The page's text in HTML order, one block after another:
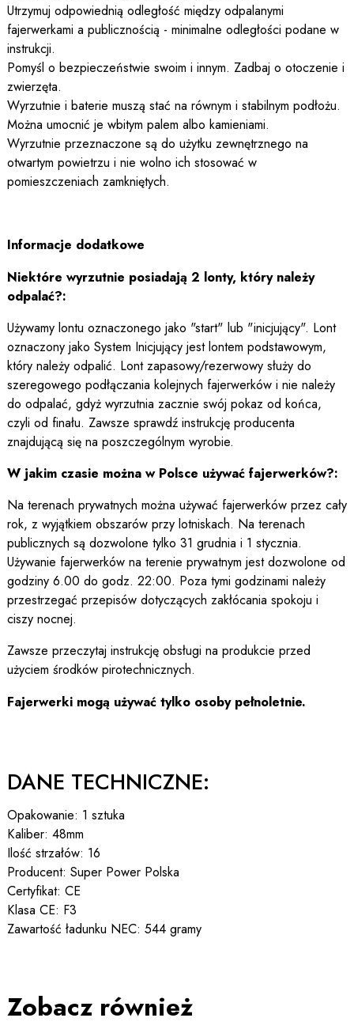
Utrzymuj odpowiednią odległość między odpalanymi
fajerwerkami a publicznością - minimalne odległości podane w
instrukcji.
Pomyśl o bezpieczeństwie swoim i innym. Zadbaj o otoczenie i
zwierzęta.
Wyrzutnie i baterie muszą stać na równym i stabilnym podłożu.
Można umocnić je wbitym palem albo kamieniami.
Wyrzutnie przeznaczone są do użytku zewnętrznego na
otwartym powietrzu i nie wolno ich stosować w
pomieszczeniach zamkniętych.
Informacje dodatkowe
Niektóre wyrzutnie posiadają 2 lonty, który należy
odpalać?:
Używamy lontu oznaczonego jako "start" lub "inicjujący". Lont
oznaczony jako System Inicjujący jest lontem podstawowym,
który należy odpalić. Lont zapasowy/rezerwowy służy do
szeregowego podłączania kolejnych fajerwerków i nie należy
do odpalać, gdyż wyrzutnia zacznie swój pokaz od końca,
czyli od finału. Zawsze sprawdź instrukcję producenta
znajdującą się na poszczególnym wyrobie.
W jakim czasie można w Polsce używać fajerwerków?:
Na terenach prywatnych można używać fajerwerków przez cały
rok, z wyjątkiem obszarów przy lotniskach. Na terenach
publicznych są dozwolone tylko 31 grudnia i 1 stycznia.
Używanie fajerwerków na terenie prywatnym jest dozwolone od
godziny 6.00 do godz. 22:00. Poza tymi godzinami należy
przestrzegać przepisów dotyczących zakłócania spokoju i
ciszy nocnej.
Zawsze przeczytaj instrukcję obsługi na produkcie przed
użyciem środków pirotechnicznych.
Fajerwerki mogą używać tylko osoby pełnoletnie.
DANE TECHNICZNE:
Opakowanie: 1 sztuka
Kaliber: 48mm
Ilość strzałów: 16
Producent: Super Power Polska
Certyfikat: CE
Klasa CE: F3
Zawartość ładunku NEC: 544 gramy
Zobacz również